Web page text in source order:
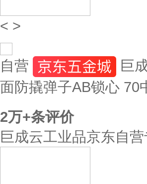
< >
自营
巨
面防撬弹子AB锁心 70
2万+条评价
巨成云工业品京东自